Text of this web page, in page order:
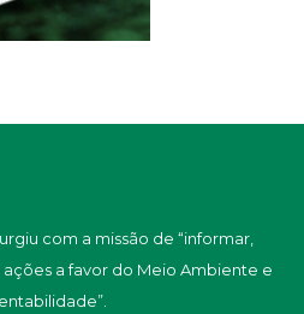
com a missão de “informar,
a favor do Meio Ambiente e